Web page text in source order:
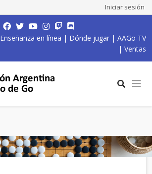
Iniciar sesión
Enseñanza en línea | Dónde jugar | AAGo TV
| Ventas